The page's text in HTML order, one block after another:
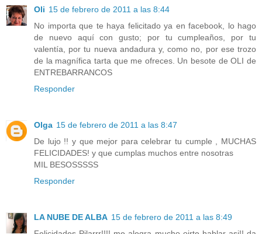
Oli 15 de febrero de 2011 a las 8:44
No importa que te haya felicitado ya en facebook, lo hago
de nuevo aquí con gusto; por tu cumpleaños, por tu
valentía, por tu nueva andadura y, como no, por ese trozo
de la magnífica tarta que me ofreces. Un besote de OLI de
ENTREBARRANCOS
Responder
Olga 15 de febrero de 2011 a las 8:47
De lujo !! y que mejor para celebrar tu cumple , MUCHAS
FELICIDADES! y que cumplas muchos entre nosotras
MIL BESOSSSSS
Responder
LA NUBE DE ALBA 15 de febrero de 2011 a las 8:49